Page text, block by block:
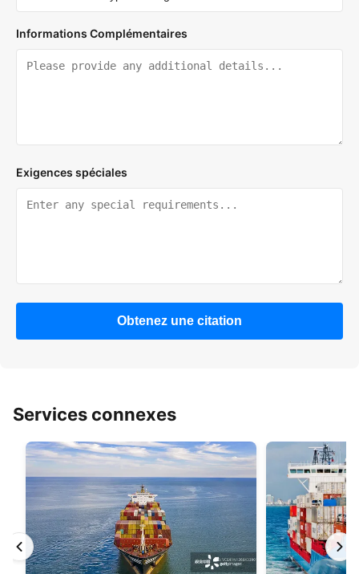
Informations Complémentaires
Exigences spéciales
Obtenez une citation
Services connexes